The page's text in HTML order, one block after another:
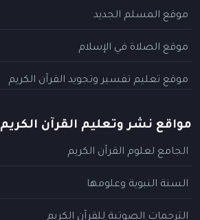
موقع المسلم الجديد
موقع الصلاة في الإسلام
موقع تعليم تفسير وتجويد القرآن الكريم
مواقع نشر وتعليم القرآن الكريم
الجامع لعلوم القرآن الكريم
السنة النبوية وعلومها
الترجمات الصوتية للقرآن الكريم